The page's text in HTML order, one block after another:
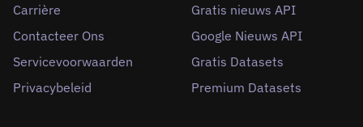
Carrière
Contacteer Ons
Servicevoorwaarden
Privacybeleid
Gratis nieuws API
Google Nieuws API
Gratis Datasets
Premium Datasets